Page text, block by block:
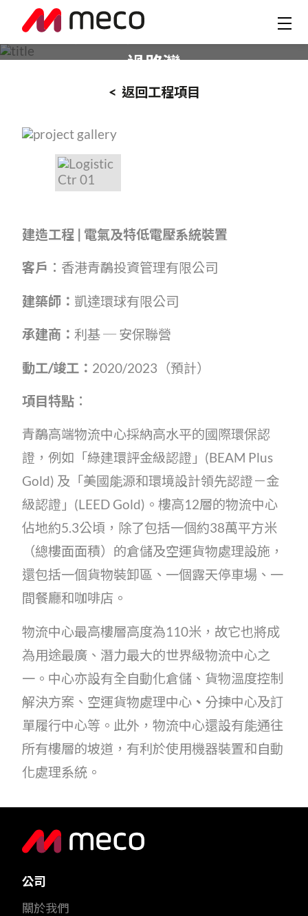
青鷸高端物流中心
過路灣
< 返回工程項目
建造工程 電氣及特低電壓系統裝置
客戶︰ 香港青鷸投資管理有限公司
建築師： 凱達環球有限公司
承建商： 利基 ─ 安保聯營
動工/竣工： 2020/2023（預計）
項目特點︰
青鷸高端物流中心採納高水平的國際環保認
證，例如「綠建環評金級認證」(BEAM Plus
Gold) 及「美國能源和環境設計領先認證－金
級認證」(LEED Gold)。樓高12層的物流中心
佔地約5.3公頃，除了包括一個約38萬平方米
（總樓面面積）的倉儲及空運貨物處理設施，
還包括一個貨物裝卸區、一個露天停車場、一
間餐廳和咖啡店。
物流中心最高樓層高度為110米，故它也將成
為用途最廣、潛力最大的世界級物流中心之
一。中心亦設有全自動化倉儲、貨物溫度控制
解決方案、空運貨物處理中心 、 分揀中心及訂
單履行中心等。此外，物流中心還設有能通往
所有樓層的坡道，有利於使用機器裝置和自動
化處理系統。
公司
關於我們